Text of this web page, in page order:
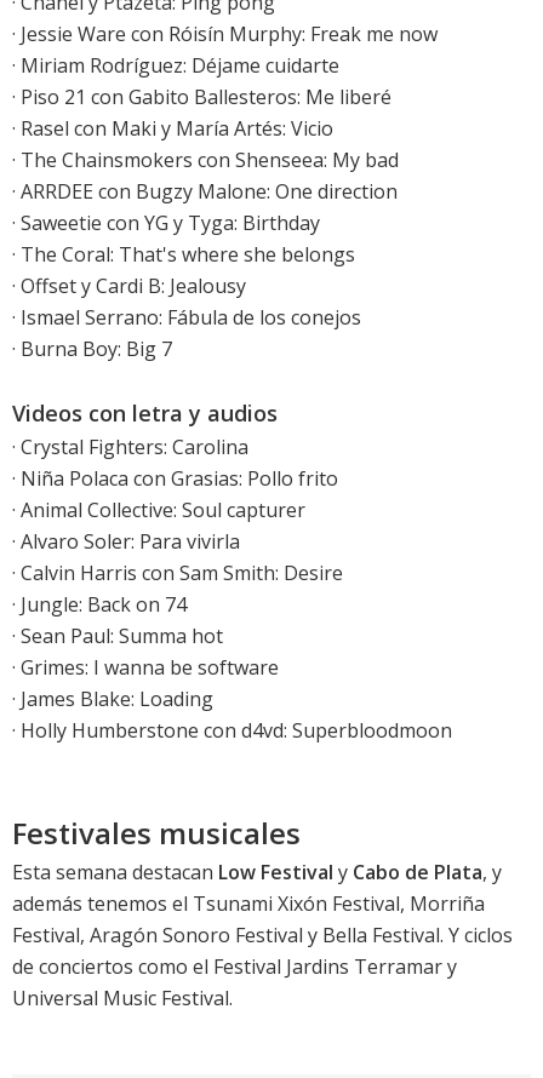
· Jessie Ware con Róisín Murphy: Freak me now
· Miriam Rodríguez: Déjame cuidarte
· Piso 21 con Gabito Ballesteros: Me liberé
· Rasel con Maki y María Artés: Vicio
· The Chainsmokers con Shenseea: My bad
· ARRDEE con Bugzy Malone: One direction
· Saweetie con YG y Tyga: Birthday
· The Coral: That's where she belongs
· Offset y Cardi B: Jealousy
· Ismael Serrano: Fábula de los conejos
· Burna Boy: Big 7
Videos con letra y audios
· Crystal Fighters: Carolina
· Niña Polaca con Grasias: Pollo frito
· Animal Collective: Soul capturer
· Alvaro Soler: Para vivirla
· Calvin Harris con Sam Smith: Desire
· Jungle: Back on 74
· Sean Paul: Summa hot
· Grimes: I wanna be software
· James Blake: Loading
· Holly Humberstone con d4vd: Superbloodmoon
Festivales musicales
Esta semana destacan Low Festival y Cabo de Plata, y
además tenemos el Tsunami Xixón Festival, Morriña
Festival, Aragón Sonoro Festival y Bella Festival. Y ciclos
de conciertos como el Festival Jardins Terramary
Universal Music Festival.